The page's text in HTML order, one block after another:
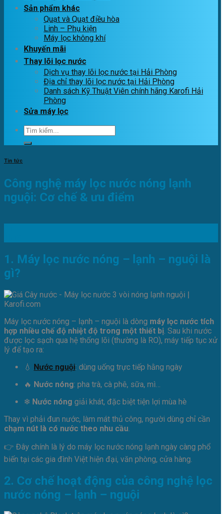
Sản phẩm khác
Quạt và Quạt điều hòa
Linh – Phụ kiện
Máy lọc không khí
Khuyến mãi
Thay lõi lọc nước
Dịch vụ thay lõi lọc nước tại Hải Phòng
Địa chỉ thay lõi lọc nước tại Hải Phòng
Danh sách Kỹ Thuật Viên chính hãng Karofi Hải
Phòng
Sửa máy lọc
Tìm
kiếm:
Tin tức
Công nghệ máy lọc nước nóng lạnh
nguội: Cơ chế & ưu điểm
1. Máy lọc nước nóng – lạnh – nguội là
gì?
Máy lọc nước nóng – lạnh – nguội là dòng máy lọc nước tích
hợp nhiều chế độ nhiệt độ trong một thiết bị . Sau khi nước
được lọc sạch qua hệ thống lõi (thường là RO), máy tiếp tục xử
lý để tạo ra:
💧 Nước nguội: dùng uống trực tiếp hằng ngày
🔥 Nước nóng: pha trà, cà phê, sữa, mì…
❄ Nước nóng giải khát, đặc biệt tiện lợi mùa hè
Thay vì phải đun nước, làm mát thủ công, người dùng chỉ cần
chạm nút là có nước theo nhu cầu
👉 Đây chính là lý do máy lọc nước nóng lạnh ngày càng phổ
biến tại các gia đình Việt hiện đại, văn phòng, cửa hàng.
2. Cơ chế hoạt động của công nghệ lọc
nước nóng – lạnh – nguội